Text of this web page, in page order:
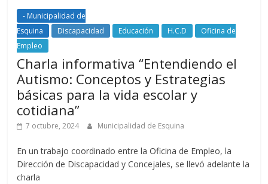
- Municipalidad de
Esquina
Discapacidad Educación H.C.D
Oficina de
Empleo
Charla informativa “Entendiendo el
Autismo: Conceptos y Estrategias
básicas para la vida escolar y
cotidiana”
7 octubre, 2024 Municipalidad de Esquina
En un trabajo coordinado entre la Oficina de Empleo, la
Dirección de Discapacidad y Concejales, se llevó adelante la
charla